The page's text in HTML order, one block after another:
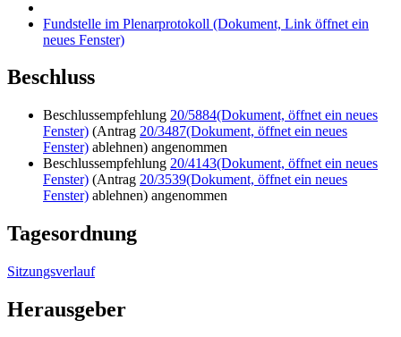
Fundstelle im Plenarprotokoll (Dokument, Link öffnet ein
neues Fenster)
Beschluss
Beschlussempfehlung 20/5884(Dokument, öffnet ein neues
Fenster) (Antrag 20/3487(Dokument, öffnet ein neues
Fenster) ablehnen) angenommen
Beschlussempfehlung 20/4143(Dokument, öffnet ein neues
Fenster) (Antrag 20/3539(Dokument, öffnet ein neues
Fenster) ablehnen) angenommen
Tagesordnung
Sitzungsverlauf
Herausgeber